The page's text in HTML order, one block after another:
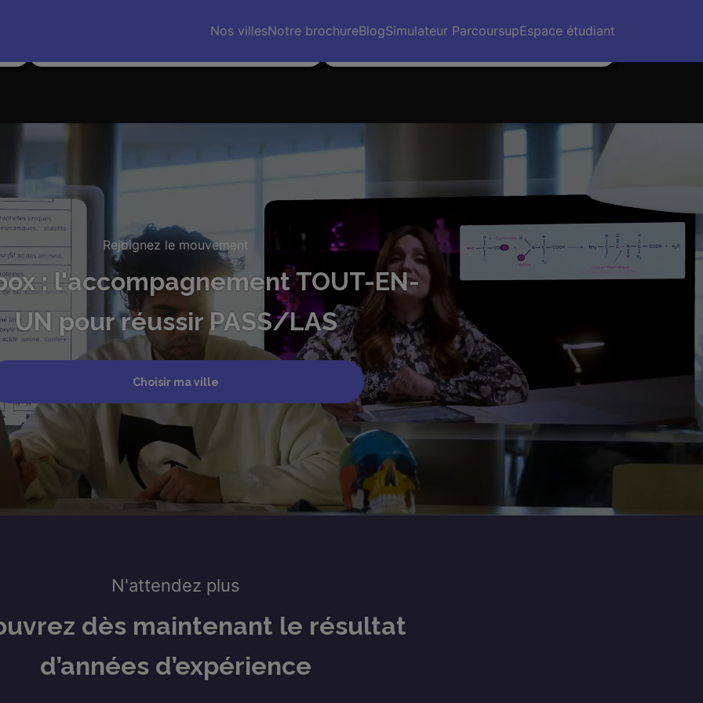
Nos villesNotre brochureBlogSimulateur ParcoursupEspace étudiant
recommanderais Medibox. J’ai fini 134e, sans vous
vous. Pour moi, c’est la même capacité qu’une
Rejoignez le mouvement
: l'accompagnement TOUT-EN-
UN pour réussir PASS/LAS
Choisir ma ville
N'attendez plus
dès maintenant le résultat
d’années d’expérience